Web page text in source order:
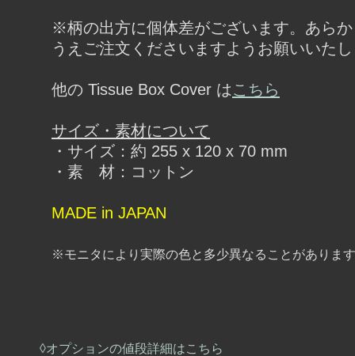
※柄の出方に個体差がございます。あら
うえご注文くださいますようお願いいた
他の Tissue Box Cover はこちら
サイズ・素材について
・サイズ：約 255 x 120 x 70 mm
・素 材：コットン
MADE in JAPAN
※モニタにより実際の色と多少異なることがありま
◊オプションの値段詳細はこちら